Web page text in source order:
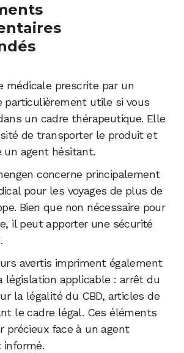
médicale prescrite par un
particulièrement utile si vous
un cadre thérapeutique. Elle
de transporter le produit et
un agent hésitant.
concerne principalement
pour les voyages de plus de
Bien que non nécessaire pour
il peut apporter une sécurité
avertis impriment également
législation applicable : arrêt du
la légalité du CBD, articles de
le cadre légal. Ces éléments
précieux face à un agent